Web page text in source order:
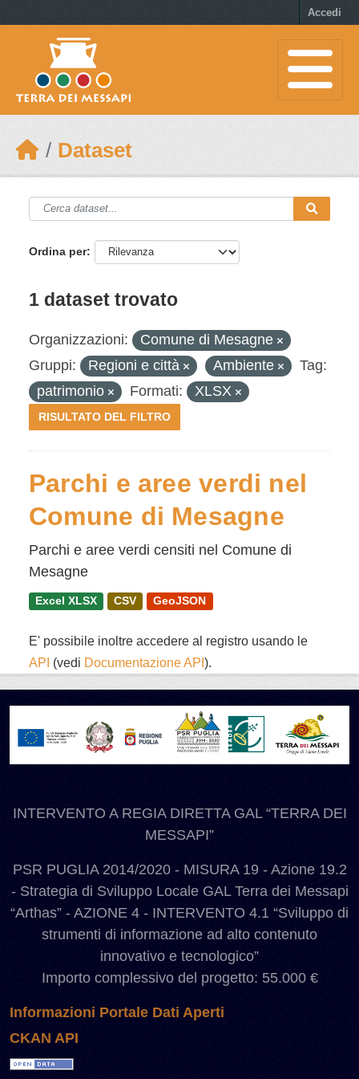
Accedi
Dataset
Ordina per
1 dataset trovato
Organizzazioni:
Comune di Mesagne
Gruppi:
Regioni e città Ambiente
Tag:
patrimonio
Formati: XLSX
RISULTATO DEL FILTRO
Parchi e aree verdi nel
Comune di Mesagne
Parchi e aree verdi censiti nel Comune di
Mesagne
Excel XLSX CSV GeoJSON
E' possibile inoltre accedere al registro usando le
API (vedi Documentazione API ).
INTERVENTO A REGIA DIRETTA GAL “TERRA DEI
MESSAPI”
PSR PUGLIA 2014/2020 - MISURA 19 - Azione 19.2
- Strategia di Sviluppo Locale GAL Terra dei Messapi
“Arthas” - AZIONE 4 - INTERVENTO 4.1 “Sviluppo di
strumenti di informazione ad alto contenuto
innovativo e tecnologico”
Importo complessivo del progetto: 55.000 €
Informazioni Portale Dati Aperti
CKAN API